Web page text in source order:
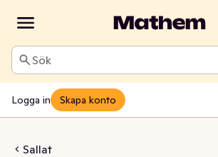
Sök
Logga in Skapa konto
SallatKlass1